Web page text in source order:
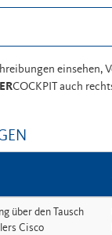
COCKPIT auch
über den Tausch
Cisco